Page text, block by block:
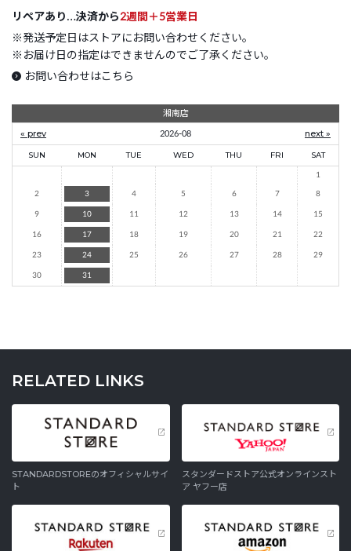
リペアあり…決済から2週間＋5営業日
※発送予定日はストアにお問い合わせください。
※ お届け日の指定はできませんのでご了承ください。
お問い合わせはこちら
湘南店
« prev
2026-08 next »
SUN MON TUE WED THU FRI
SAT
1
2
3 4 5 6 7
8
9
10 11 12 13 14
15
16
17 18 19 20 21
22
23
24 25 26 27 28
29
30
31
RELATED LINKS
STANDARDSTOREのオフィシャルサイ
ト
スタンダードストア公式オンラインスト
ア ヤフー店